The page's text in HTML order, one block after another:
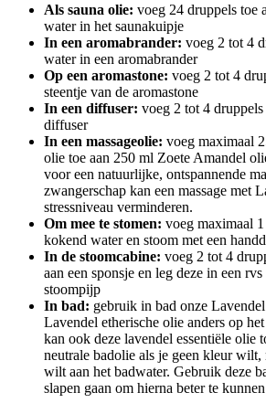
Als sauna olie: voeg 24 druppels toe
water in het saunakuipje
In een aromabrander: voeg 2 tot 4
water in een aromabrander
Op een aromastone: voeg 2 tot 4
steentje van de aromastone
In een diffuser: voeg 2 tot 4
diffuser
In een massageolie: voeg maximaal
olie toe aan 250 ml Zoete Amandel
voor een natuurlijke, ontspannende
zwangerschap kan een massage met
stressniveau verminderen.
Om mee te stomen: voeg maximaal
kokend water en stoom met een
In de stoomcabine: voeg 2 tot 4
aan een sponsje en leg deze in een
stoompijp
In bad: gebruik in bad onze
Lavendel etherische olie anders op
kan ook deze lavendel essentiële olie
neutrale badolie als je geen kleur wilt,
wilt aan het badwater. Gebruik deze
slapen gaan om hierna beter te